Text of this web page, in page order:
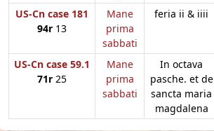
US-Cn case 181
94r 13
Mane
prima
sabbati
feria ii & iiii
US-Cn case 59.1
71r 25
Mane
prima
sabbati
In octava
pasche. et de
sancta maria
magdalena